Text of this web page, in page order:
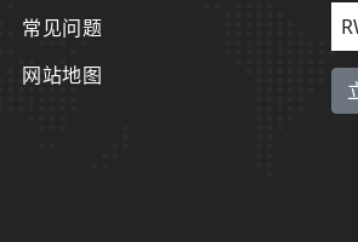
常见问题
网站地图